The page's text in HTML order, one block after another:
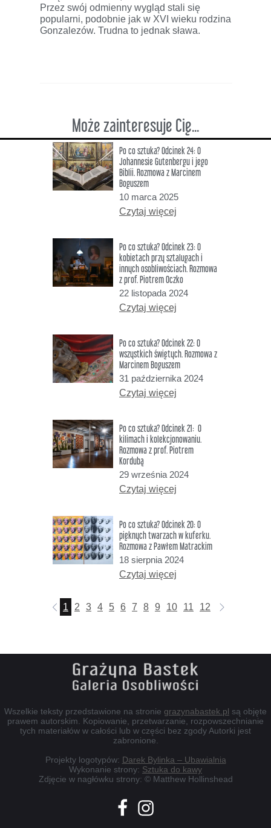
Przez swój odmienny wygląd stali się
popularni, podobnie jak w XVI wieku rodzina
Gonzalezów. Trudna to jednak sława.
Po co sztuka? Odcinek 24: O
Johannesie Gutenbergu i jego
Biblii. Rozmowa z Marcinem
Boguszem
10 marca 2025
Czytaj więcej
Po co sztuka? Odcinek 23: O
kobietach przy sztalugach i
innych osobliwościach. Rozmowa
z prof. Piotrem Oczko
22 listopada 2024
Czytaj więcej
Po co sztuka? Odcinek 22: O
wszystkich świętych. Rozmowa z
Marcinem Boguszem
31 października 2024
Czytaj więcej
Po co sztuka? Odcinek 21: O
kilimach i kolekcjonowaniu.
Rozmowa z prof. Piotrem
Kordubą
29 września 2024
Czytaj więcej
Po co sztuka? Odcinek 20: O
pięknych twarzach w kuferku.
Rozmowa z Pawłem Matrackim
18 sierpnia 2024
Czytaj więcej
1 2 3 4 5 6 7 8 9 10 11 12 13
Może zainteresuje Cię...
Wszelkie teksty przedstawione na stronie grazynabastek.pl są objęte
prawem autorskim. Kopiowanie, przetwarzanie, rozpowszechnianie
tych materiałów w całości lub w części bez zgody Autorki jest
zabronione.
Projekty logotypów: Darek Bylinka – Ubawialnia
Wykonanie strony: Sztuka do kawy
Zdjęcie w nagłówku strony: © Matthew Hollinshead